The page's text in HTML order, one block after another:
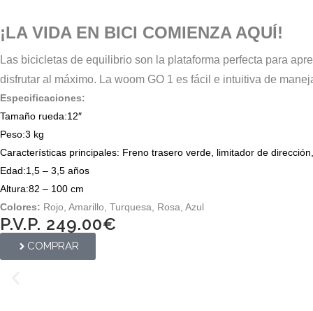
¡LA VIDA EN BICI COMIENZA AQUÍ!
Las bicicletas de equilibrio son la plataforma perfecta para
disfrutar al máximo. La woom GO 1 es fácil e intuitiva de
Especificaciones:
Tamaño rueda:12″
Peso:3 kg
Características principales: Freno trasero verde, limitador de
Edad:1,5 – 3,5 años
Altura:82 – 100 cm
Colores: Rojo, Amarillo, Turquesa, Rosa, Azul
P.V.P. 249.00€
COMPRAR